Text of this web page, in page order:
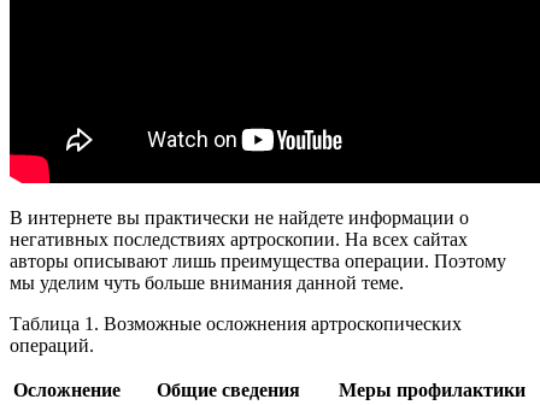
В интернете вы практически не найдете информации о
негативных последствиях артроскопии. На всех сайтах
авторы описывают лишь преимущества операции. Поэтому
мы уделим чуть больше внимания данной теме.
Таблица 1. Возможные осложнения артроскопических
операций.
Осложнение Общие сведения Меры профилактики